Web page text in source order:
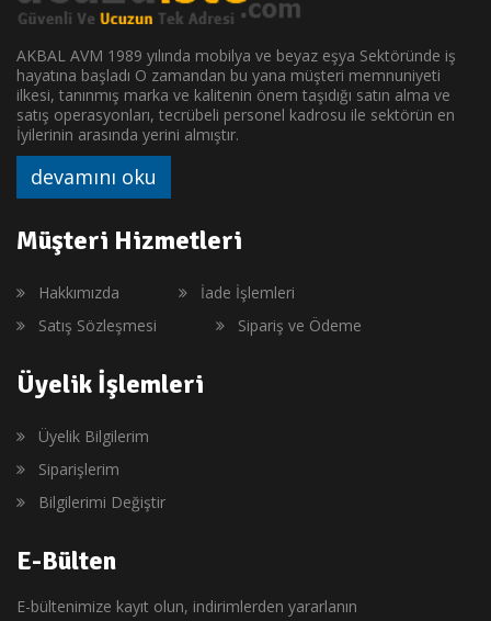
AKBAL AVM 1989 yılında mobilya ve beyaz eşya Sektöründe iş
hayatına başladı O zamandan bu yana müşteri memnuniyeti
ilkesi, tanınmış marka ve kalitenin önem taşıdığı satın alma ve
satış operasyonları, tecrübeli personel kadrosu ile sektörün en
İyilerinin arasında yerini almıştır.
devamını oku
Müşteri Hizmetleri
Hakkımızda
İade İşlemleri
Satış Sözleşmesi
Sipariş ve Ödeme
Üyelik İşlemleri
Üyelik Bilgilerim
Siparişlerim
Bilgilerimi Değiştir
E-Bülten
E-bültenimize kayıt olun, indirimlerden yararlanın